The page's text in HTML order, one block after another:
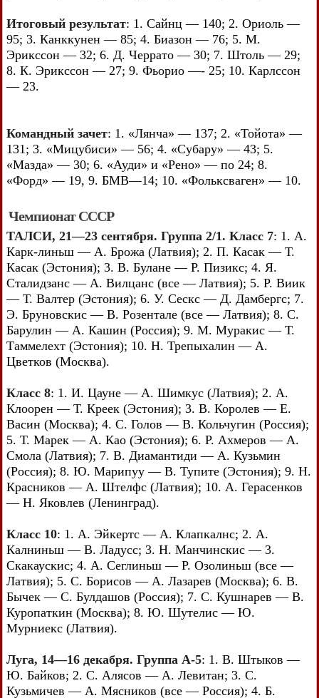
Итоговый результат: 1. Сайнц — 140; 2. Ориоль —
95; 3. Канккунен — 85; 4. Биазон — 76; 5. М.
Эрикссон — 32; 6. Д. Черрато — 30; 7. Штоль — 29;
8. К. Эрикссон — 27; 9. Фьорио —- 25; 10. Карлссон
— 23.
Командный зачет: 1. «Лянча» — 137; 2. «Тойота» —
131; 3. «Мицубиси» — 56; 4. «Субару» — 43; 5.
«Мазда» — 30; 6. «Ауди» и «Рено» — по 24; 8.
«Форд» — 19, 9. БМВ—14; 10. «Фольксваген» — 10.
Чемпионат СССР
ТАЛСИ, 21—23 сентября. Группа 2/1. Класс 7: 1. А.
Карк-линьш — А. Брожа (Латвия); 2. П. Касак — Т.
Касак (Эстония); 3. В. Булане — Р. Пизикс; 4. Я.
Сталидзанс — A. Вилцанс (все — Латвия); 5. Р. Виик
— Т. Валтер (Эстония); 6. У. Сескс — Д. Дамбергс; 7.
Э. Бруновскис — B. Розентале (все — Латвия); 8. С.
Барулин — А. Кашин (Россия); 9. М. Муракис — Т.
Таммелехт (Эстония); 10. Н. Трепыхалин — А.
Цветков (Москва).
Класс 8: 1. И. Цауне — А. Шимкус (Латвия); 2. А.
Клоорен — Т. Креек (Эстония); 3. В. Королев — Е.
Васин (Москва); 4. С. Голов — В. Кольчугин (Россия);
5. Т. Марек — A. Као (Эстония); 6. Р. Ахмеров — А.
Смола (Латвия); 7. В. Диамантиди — А. Кузьмин
(Россия); 8. Ю. Марипуу — B. Тупите (Эстония); 9. Н.
Красников — А. Штелфс (Латвия); 10. А. Герасенков
— Н. Яковлев (Ленинград).
Класс 10: 1. А. Эйкертс — А. Клапкалнс; 2. А.
Калниньш — В. Ладусс; 3. Н. Манчинскис — 3.
Скакаускис; 4. А. Сеглиньш — Р. Озолиньш (все —
Латвия); 5. С. Борисов — А. Лазарев (Москва); 6. В.
Бычек — С. Булдашов (Россия); 7. С. Кушнарев — В.
Куропаткин (Москва); 8. Ю. Шутелис — Ю.
Мурниекс (Латвия).
Луга, 14—16 декабря. Группа А-5: 1. В. Штыков —
Ю. Байков; 2. С. Алясов — А. Левитан; 3. С.
Кузьмичев — А. Мясников (все — Россия); 4. Б.